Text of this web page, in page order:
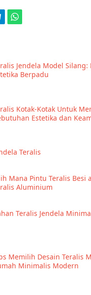
Jendela Model Silang:
Berpadu
Kotak-Kotak Untuk
Estetika dan
Teralis
Mana Pintu Teralis Besi
Aluminium
Teralis Jendela
Memilih Desain Teralis
Minimalis Modern